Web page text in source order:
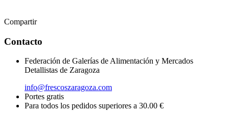
Compartir
Contacto
Federación de Galerías de Alimentación y Mercados
Detallistas de Zaragoza
info@frescoszaragoza.com
Portes gratis
Para todos los pedidos superiores a 30.00 €